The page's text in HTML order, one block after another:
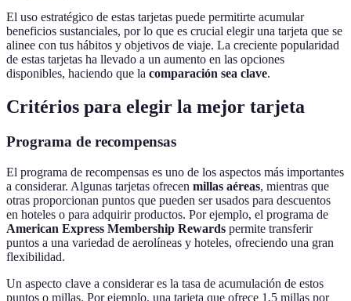
El uso estratégico de estas tarjetas puede permitirte acumular
beneficios sustanciales, por lo que es crucial elegir una tarjeta que se
alinee con tus hábitos y objetivos de viaje. La creciente popularidad
de estas tarjetas ha llevado a un aumento en las opciones
disponibles, haciendo que la comparación sea clave.
Critérios para elegir la mejor tarjeta
Programa de recompensas
El programa de recompensas es uno de los aspectos más importantes
a considerar. Algunas tarjetas ofrecen millas aéreas, mientras que
otras proporcionan puntos que pueden ser usados para descuentos
en hoteles o para adquirir productos. Por ejemplo, el programa de
American Express Membership Rewards permite transferir
puntos a una variedad de aerolíneas y hoteles, ofreciendo una gran
flexibilidad.
Un aspecto clave a considerar es la tasa de acumulación de estos
puntos o millas. Por ejemplo, una tarjeta que ofrece 1,5 millas por